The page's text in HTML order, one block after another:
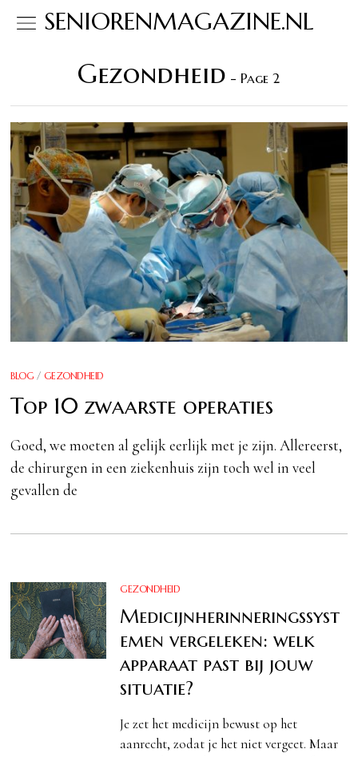
SENIORENMAGAZINE.NL
Gezondheid - Page 2
BLOG / GEZONDHEID
Top 10 zwaarste operaties
Goed, we moeten al gelijk eerlijk met je zijn. Allereerst,
de chirurgen in een ziekenhuis zijn toch wel in veel
gevallen de
GEZONDHEID
Medicijnherinneringssyst
emen vergeleken: welk
apparaat past bij jouw
situatie?
Je zet het medicijn bewust op het
aanrecht, zodat je het niet vergeet. Maar